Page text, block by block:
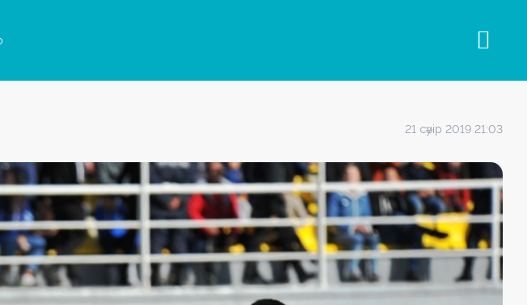
21 сәуір 2019 21:03